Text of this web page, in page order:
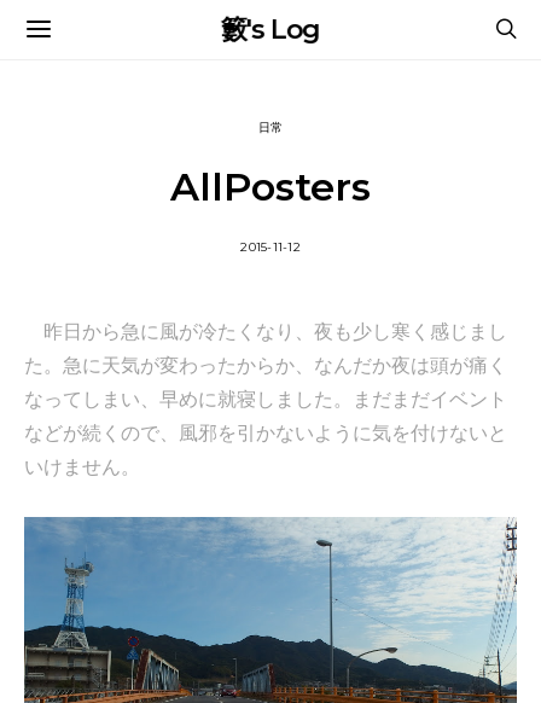
籔's Log
日常
AllPosters
2015-11-12
昨日から急に風が冷たくなり、夜も少し寒く感じまし
た。急に天気が変わったからか、なんだか夜は頭が痛く
なってしまい、早めに就寝しました。まだまだイベント
などが続くので、風邪を引かないように気を付けないと
いけません。